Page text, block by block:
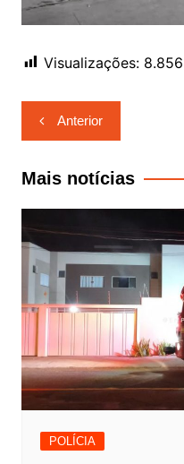
Visualizações: 8.856
Navegação
de
Post
Anterior
Mais notícias
POLÍCIA